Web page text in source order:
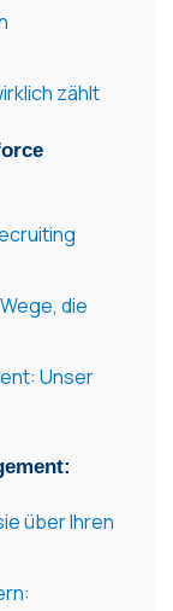
zählt
die
Unser
über Ihren